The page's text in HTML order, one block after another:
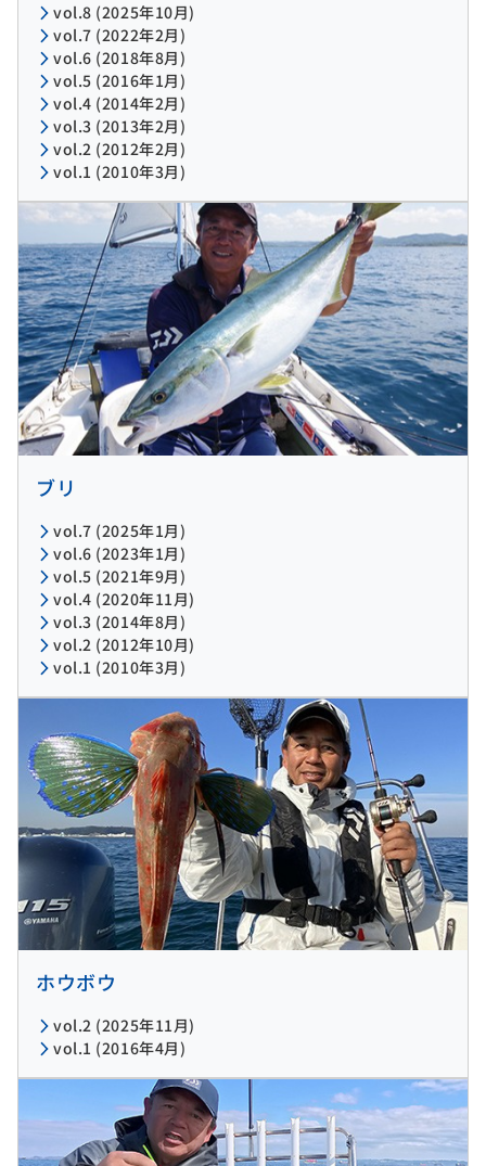
vol.8 (2025年10月)
vol.7 (2022年2月)
vol.6 (2018年8月)
vol.5 (2016年1月)
vol.4 (2014年2月)
vol.3 (2013年2月)
vol.2 (2012年2月)
vol.1 (2010年3月)
ブリ
vol.7 (2025年1月)
vol.6 (2023年1月)
vol.5 (2021年9月)
vol.4 (2020年11月)
vol.3 (2014年8月)
vol.2 (2012年10月)
vol.1 (2010年3月)
ホウボウ
vol.2 (2025年11月)
vol.1 (2016年4月)